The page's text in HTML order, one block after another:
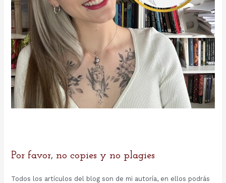
Por favor, no copies y no plagies
Todos los artículos del blog son de mi autoría, en ellos podrás